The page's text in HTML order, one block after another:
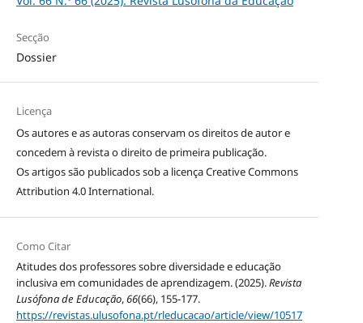
Secção
Dossier
Licença
Os autores e as autoras conservam os direitos de autor e
concedem à revista o direito de primeira publicação.
Os artigos são publicados sob a licençaCreative Commons
Attribution 4.0 International.
Como Citar
Atitudes dos professores sobre diversidade e educação
inclusiva em comunidades de aprendizagem. (2025).Revista
Lusófona de Educação,66(66), 155-177.
https://revistas.ulusofona.pt/rleducacao/article/view/10517